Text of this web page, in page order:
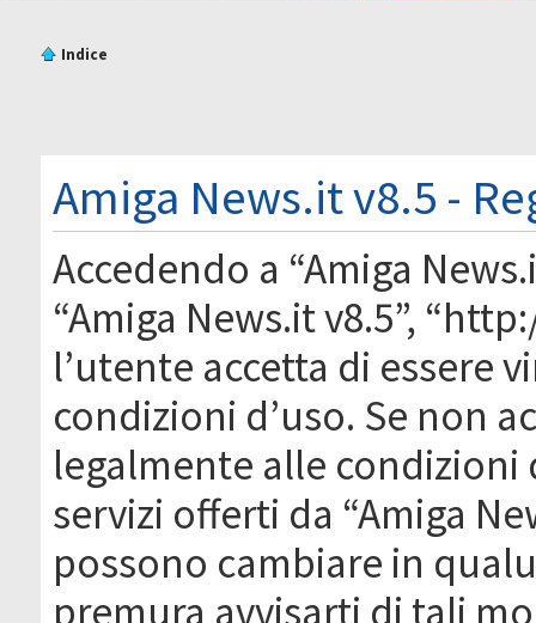
Indice
Amiga News.it v8.5 -
Accedendo a “Amiga
“Amiga News.it v8.5”,
l’utente accetta di essere
condizioni d’uso. Se non
legalmente alle condizioni
servizi offerti da “Amiga
possono cambiare in
premura avvisarti di tali